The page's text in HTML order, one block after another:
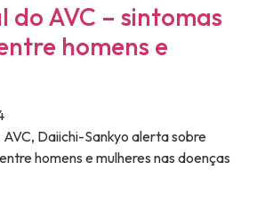
do AVC – sintomas
homens e
Daiichi-Sankyo alerta sobre
homens e mulheres nas doenças